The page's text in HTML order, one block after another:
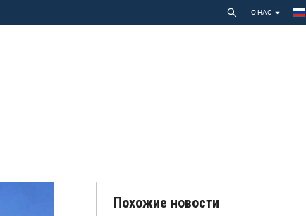
О НАС
Похожие новости